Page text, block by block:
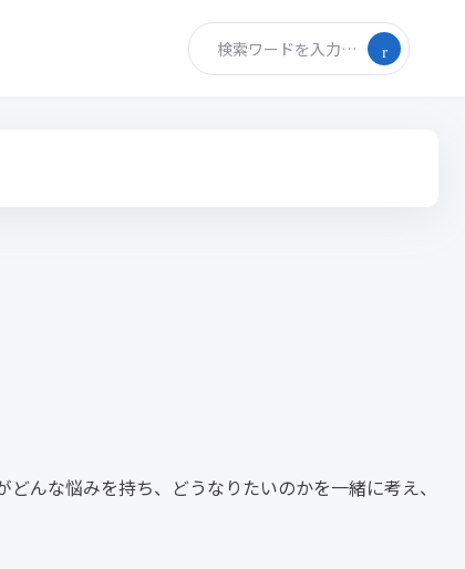
検索ワードを入力…
んな悩みを持ち、どうなりたいのかを一緒に考え、